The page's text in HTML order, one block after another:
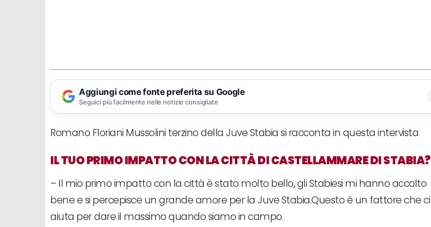
Aggiungi come fonte preferita su Google
Seguici più facilmente nelle notizie consigliate
Romano Floriani Mussolini terzino della Juve Stabia si racconta in questa intervista
IL TUO PRIMO IMPATTO CON LA CITTÀ DI CASTELLAMMARE DI STABIA?
– Il mio primo impatto con la città è stato molto bello, gli Stabiesi mi hanno accolto
bene e si percepisce un grande amore per la Juve Stabia.Questo è un fattore che ci
aiuta per dare il massimo quando siamo in campo.